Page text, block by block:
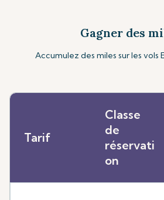
Gagner des
Accumulez des miles sur les vols
Tarif
Classe
de
réservati
on